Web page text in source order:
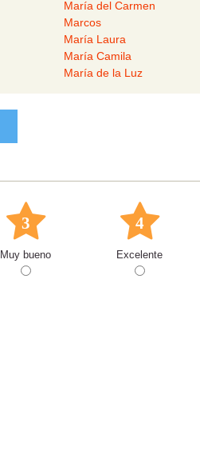
María del Carmen
Marcos
María Laura
María Camila
María de la Luz
3
Muy bueno
4
Excelente